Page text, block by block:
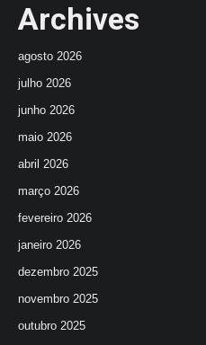
Archives
agosto 2026
julho 2026
junho 2026
maio 2026
abril 2026
março 2026
fevereiro 2026
janeiro 2026
dezembro 2025
novembro 2025
outubro 2025